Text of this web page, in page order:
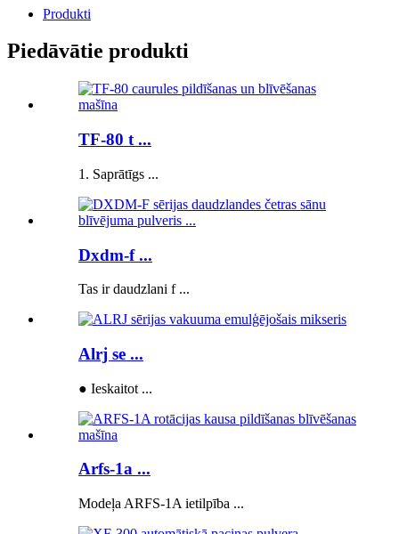
Produkti
Piedāvātie produkti
TF-80 t ...
1. Saprātīgs ...
Dxdm-f ...
Tas ir daudzlani f ...
Alrj se ...
● Ieskaitot ...
Arfs-1a ...
Modeļa ARFS-1A ietilpība ...